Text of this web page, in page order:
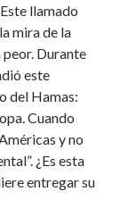
llamado
mira de la
Durante
este
del Hamas:
Cuando
y no
¿Es esta
entregar su